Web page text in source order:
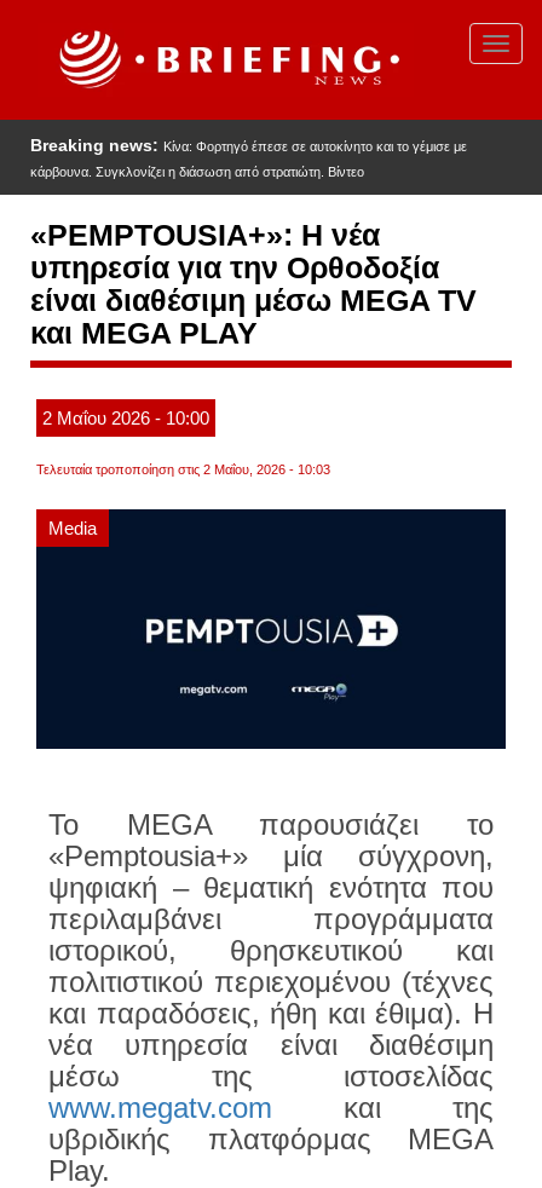
Breaking news: Κίνα: Φορτηγό έπεσε σε αυτοκίνητο και το γέμισε με
κάρβουνα. Συγκλονίζει η διάσωση από στρατιώτη. Βίντεο
«PEMPTOUSIA+»: Η νέα
υπηρεσία για την Ορθοδοξία
είναι διαθέσιμη μέσω MEGA TV
και MEGA PLAY
2 Μαΐου 2026 - 10:00
Τελευταία τροποποίηση στις 2 Μαΐου, 2026 - 10:03
Media
Το MEGA παρουσιάζει το
«Pemptousia+» μία σύγχρονη,
ψηφιακή – θεματική ενότητα που
περιλαμβάνει προγράμματα
ιστορικού, θρησκευτικού και
πολιτιστικού περιεχομένου (τέχνες
και παραδόσεις, ήθη και έθιμα). Η
νέα υπηρεσία είναι διαθέσιμη
μέσω της ιστοσελίδας
www.megatv.com και της
υβριδικής πλατφόρμας MEGA
Play.